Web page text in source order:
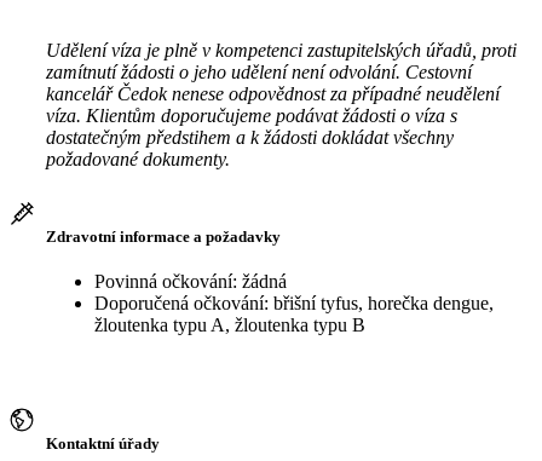
Udělení víza je plně v kompetenci zastupitelských úřadů, proti
zamítnutí žádosti o jeho udělení není odvolání. Cestovní
kancelář Čedok nenese odpovědnost za případné neudělení
víza. Klientům doporučujeme podávat žádosti o víza s
dostatečným předstihem a k žádosti dokládat všechny
požadované dokumenty.
Zdravotní informace a požadavky
Povinná očkování: žádná
Doporučená očkování: břišní tyfus, horečka dengue,
žloutenka typu A, žloutenka typu B
Kontaktní úřady